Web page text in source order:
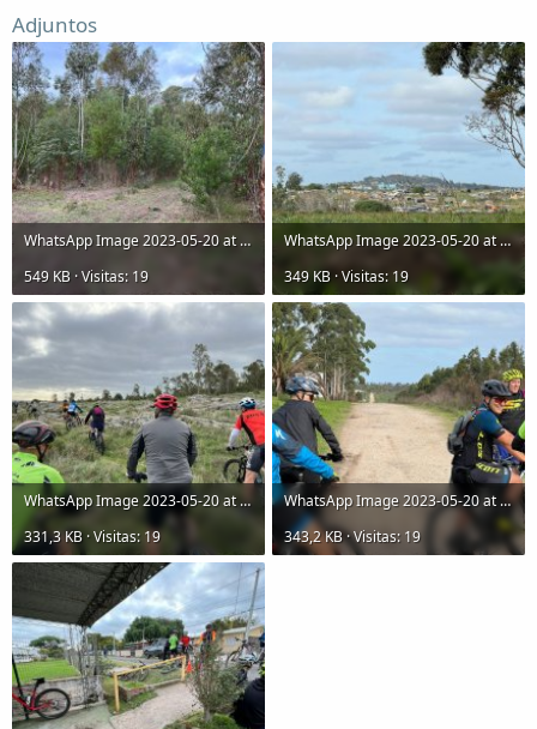
Adjuntos
WhatsApp Image 2023-05-20 at 17.04.31.jpeg
549 KB · Visitas: 19
WhatsApp Image 2023-05-20 at 17.04.30.jpeg
349 KB · Visitas: 19
WhatsApp Image 2023-05-20 at 17.04.28.jpeg
331,3 KB · Visitas: 19
WhatsApp Image 2023-05-20 at 17.04.25.jpeg
343,2 KB · Visitas: 19